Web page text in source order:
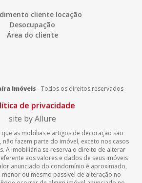
cliente locação
Desocupação
Área do cliente
Imóveis -Todos os direitos reservados
de privacidade
site by Allure
as mobílias e artigos de decoração são
não fazem parte do imóvel, exceto nos casos
A imobiliária se reserva o direito de alterar
aos valores e dados de seus imóveis
anunciado do condomínio é aproximado,
ou mesmo passível de alteração no